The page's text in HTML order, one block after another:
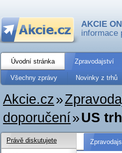
AKCIE
informace
Úvodní stránka Zpravodajství
Všechny zprávy Novinky z trhů
Akcie.cz»
doporučení»US
Právě diskutujete